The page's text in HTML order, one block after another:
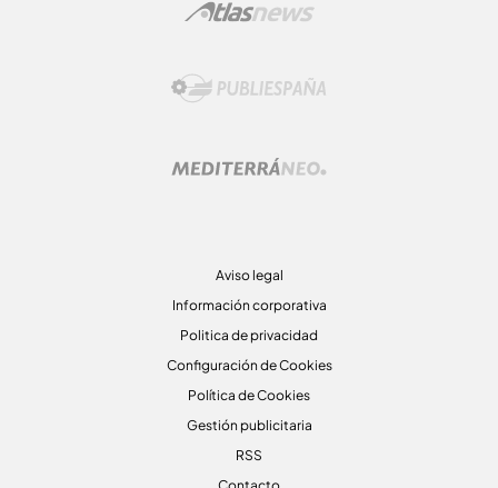
Aviso legal
Información corporativa
Politica de privacidad
Configuración de Cookies
Política de Cookies
Gestión publicitaria
RSS